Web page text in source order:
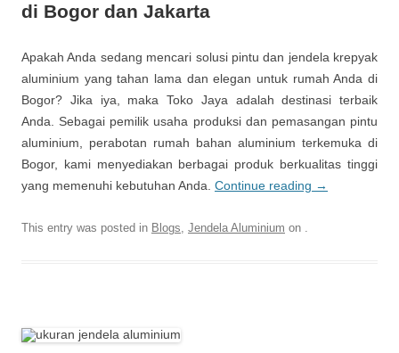
di Bogor dan Jakarta
Apakah Anda sedang mencari solusi pintu dan jendela krepyak
aluminium yang tahan lama dan elegan untuk rumah Anda di
Bogor? Jika iya, maka Toko Jaya adalah destinasi terbaik
Anda. Sebagai pemilik usaha produksi dan pemasangan pintu
aluminium, perabotan rumah bahan aluminium terkemuka di
Bogor, kami menyediakan berbagai produk berkualitas tinggi
yang memenuhi kebutuhan Anda. Continue reading →
This entry was posted in Blogs, Jendela Aluminium on .